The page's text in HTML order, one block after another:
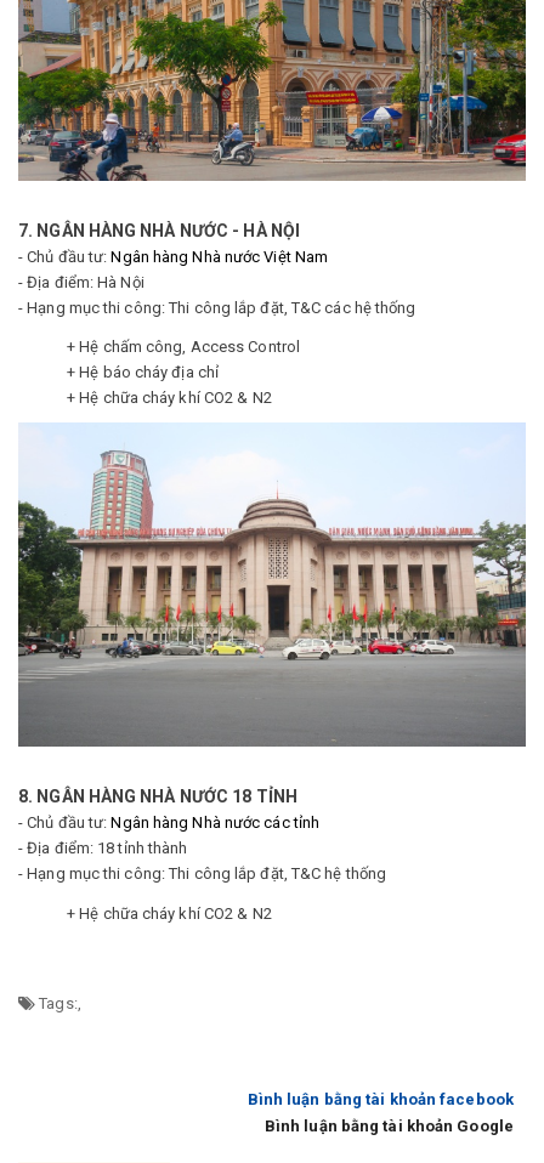
7. NGÂN HÀNG NHÀ NƯỚC - HÀ NỘI
- Chủ đầu tư:Ngân hàng Nhà nước Việt Nam
- Địa điểm: Hà Nội
- Hạng mục thi công: Thi công lắp đặt, T&C các hệ thống
+ Hệ chấm công, Access Control
+ Hệ báo cháy địa chỉ
+ Hệ chữa cháy khí CO2 & N2
8. NGÂN HÀNG NHÀ NƯỚC 18 TỈNH
- Chủ đầu tư:Ngân hàng Nhà nước các tỉnh
- Địa điểm: 18 tỉnh thành
- Hạng mục thi công: Thi công lắp đặt, T&C hệ thống
+ Hệ chữa cháy khí CO2 & N2
Tags:,
Bình luận bằng tài khoản facebook
Bình luận bằng tài khoản Google